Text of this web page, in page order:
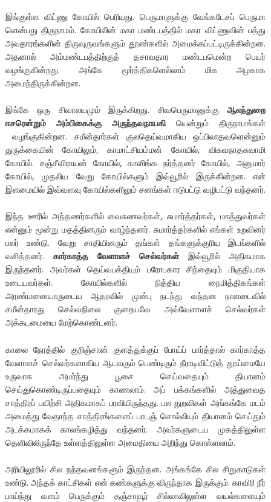
இங்குள்ள விட்ணு கோயில் பெரியது. பெருமாளுக்கு வேங்கடேசப் பெருமா
ளென்பது திருநாமம். கோயிலின் மகா மண்டபத்தில் மகா விட்ணுவின் பத்து
அவதாரங்களின் திருவுருவங்களும் தூண்களில் அமைக்கப்பட்டிருக்கின்றன.
அதனால் அம்மண்டபத்திற்குத் தசாவதார மண்டபமென்ற பெயர்
வழங்குகின்றது. அங்கே மூர்த்திகளெல்லாம் மிக அழகாக
அமைந்திருக்கின்றன.
இங்கே ஒரு சிவாலயமும் இருக்கிறது. சிவபெருமானுக்குஆலந்துறை
ஈசரென்றும்
அம்பிகைக்கு அருந்தவநாயகியென்றும் திருநாமங்கள்
வழங்குகின்றன. சமீன்தார்கள் குலதெய்வமாகிய ஒப்பிலாதவளென்னும்
துருக்கையின் கோயிலும், காமாட்சியம்மன் கோயில், விசுவநாதசுவாமி
கோயில். சஞ்சீவிராயன் கோயில், காளிங்க நர்த்தனர் கோயில், அனுமார்
கோயில், முதலிய வேறு கோயில்களும் இவ்வூரில் இருக்கின்றன. என்
இளமையில் இவ்வளவு கோயில்களிலும் சனங்கள் ஈடுபட்டு வழிபட்டு வந்தனர்.
இந்த ஊரில் அந்தணர்களில் வைசுணவர்கள், சுமார்த்தர்கள், மாத்துவர்கள்
என்னும் மூன்று மதத்தினரும் வாழ்ந்தனர். சுமார்த்தர்களில் எங்கள் உறவினர்
பலர் உண்டு. வேறு சாதியினரும் தங்கள் தங்களுக்குரிய இடங்களில்
வசித்தனர். கார்காத்த வேளாளச் செல்வர்கள்இவ்வூரில் அதிகமாக
இருந்தனர். அவர்கள் தெய்வபக்தியும் பரோபகார சிந்தையும் மிகுதியாக
உடையவர்கள். கோயில்களில் நித்திய நைமித்திகங்கள்
அரண்மனையாருடைய ஆதரவில் முன்பு நடந்து வந்தன நாளடைவில்
சமீன்தாரது செல்வநிலை குறையவே அவ்வேளாளச் செல்வர்கள்
அக்கடமையை மேற்கொண்டனர்.
காலை நேரத்தில் குறிஞ்சான் குளத்துக்குப் போய்ப் பார்த்தால் கார்காத்த
வேளாளச் செல்வர்களாகிய ஆடவரும் பெண்டிரும் நீராடிவிட்டுத் தூய்மையே
உருவாக அமர்ந்து பூசை செய்வதையும் தியானம்
செய்துகொண்டிருப்பதையும் காணலாம். அப் பக்கங்களில் அத்துவைத
சாத்திரப் பயிற்சி அதிகமாகப் பரவியிருந்தது. பல துறவிகள் அங்கங்கே மடம்
அமைத்து வேதாந்த சாத்திரங்களைப் பாடஞ் சொல்லியும் தியானம் செய்தும்
அடக்கமாகக் காலங்கழித்து வந்தனர். அவர்களுடைய முகத்திலுள்ள
தெளிவிலிருந்தே உள்ளத்திலுள்ள அமைதியை அறிந்து கொள்ளலாம்.
அரியிலூரில் சில நந்தவனங்களும் இருந்தன. அங்கங்கே சில சிறுகாடுகள்
உண்டு. அந்தக் காட்சிகள் என் கண்களுக்கு விருந்தாக இருக்கும். காவிரி நீர்
பாய்ந்து வளம் பெருக்கும் தஞ்சாவூர் சில்லாவிலுள்ள வயல்களையும்